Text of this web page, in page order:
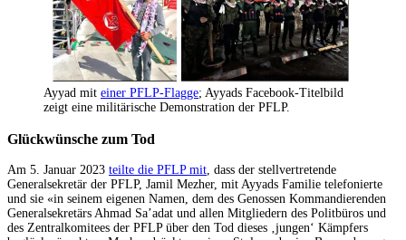
Ayyad mit einer PFLP-Flagge; Ayyads Facebook-Titelbild
zeigt eine militärische Demonstration der PFLP.
Glückwünsche zum Tod
Am 5. Januar 2023 teilte die PFLP mit, dass der stellvertretende
Generalsekretär der PFLP, Jamil Mezher, mit Ayyads Familie telefonierte
und sie «in seinem eigenen Namen, dem des Genossen Kommandierenden
Generalsekretärs Ahmad Sa’adat und allen Mitgliedern des Politbüros und
des Zentralkomitees der PFLP über den Tod dieses ‚jungen‘ Kämpfers